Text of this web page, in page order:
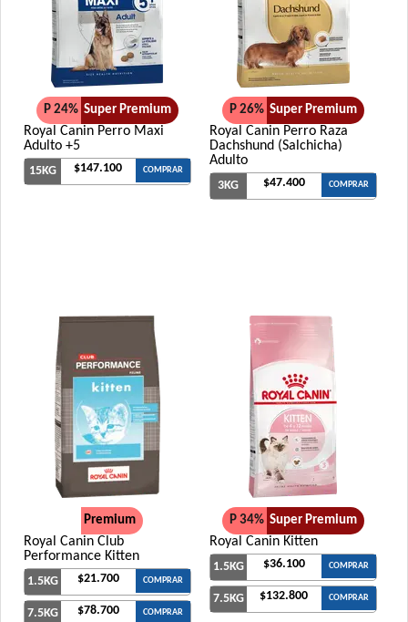
P 24% Super Premium
Royal Canin Perro Maxi
Adulto +5
15KG $147.100 COMPRAR
P 26% Super Premium
Royal Canin Perro Raza
Dachshund (Salchicha)
Adulto
3KG $47.400 COMPRAR
Premium
Royal Canin Club
Performance Kitten
1.5KG $21.700 COMPRAR
7.5KG $78.700 COMPRAR
P 34% Super Premium
Royal Canin Kitten
1.5KG $36.100 COMPRAR
7.5KG $132.800 COMPRAR